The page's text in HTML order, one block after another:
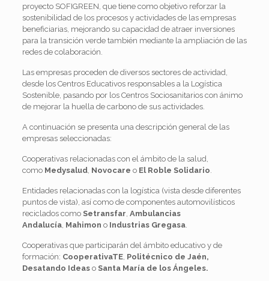
proyecto SOFIGREEN, que tiene como objetivo reforzar la
sostenibilidad de los procesos y actividades de las empresas
beneficiarias, mejorando su capacidad de atraer inversiones
para la transición verde también mediante la ampliación de las
redes de colaboración.
Las empresas proceden de diversos sectores de actividad,
desde los Centros Educativos responsables a la Logística
Sostenible, pasando por los Centros Sociosanitarios con ánimo
de mejorar la huella de carbono de sus actividades.
A continuación se presenta una descripción general de las
empresas seleccionadas:
Cooperativas relacionadas con el ámbito de la salud,
como Medysalud, Novocare o El Roble Solidario
Entidades relacionadas con la logística (vista desde diferentes
puntos de vista), así como de componentes automovilísticos
reciclados como Setransfar Ambulancias
Andalucía, Mahimon o Industrias Gregasa.
Cooperativas que participarán del ámbito educativo y de
formación: CooperativaTE, Politécnico de Jaén,
Desatando Ideaso Santa María de los Ángeles.